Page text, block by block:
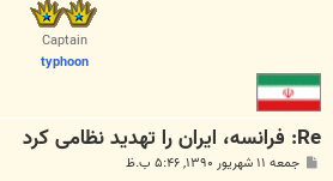
Captain
typhoon
Re: فرانسه، ایران را تهدید نظامی کرد
پ جمعه ۱۱ شهریور ۱۳۹۰, ۵:۴۶ ب.ظ